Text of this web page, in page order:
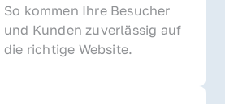
So kommen Ihre Besucher
und Kunden zuverlässig auf
die richtige Website.